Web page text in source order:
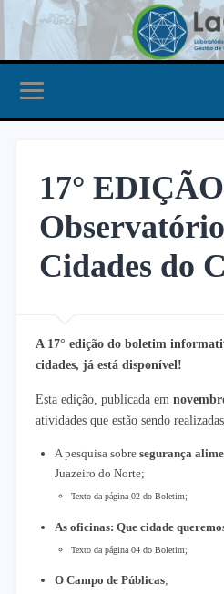
17°
Cidades do
A 17° edição do boletim
cidades, já está disponível!
Esta edição, publicada em
atividades que estão sendo
A pesquisa sobresegurança
Juazeiro do Norte;
Texto da página 02 do Boletim;
As oficinas: Que cidade
Texto da página 04 do Boletim;
O Campo de Públicas;